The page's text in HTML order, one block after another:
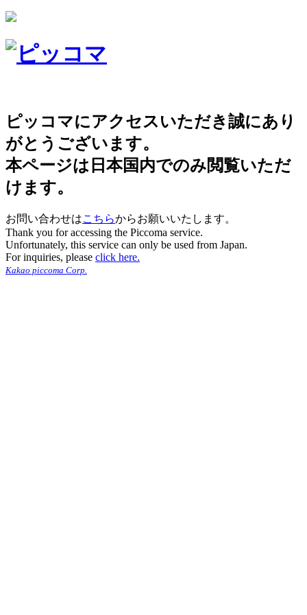
ピッコマにアクセスいただき誠にあり
がとうございます。
本ページは日本国内でのみ閲覧いただ
けます。
お問い合わせはこちらからお願いいたします。
Thank you for accessing the Piccoma service.
Unfortunately, this service can only be used from Japan.
For inquiries, please click here.
Kakao piccoma Corp.